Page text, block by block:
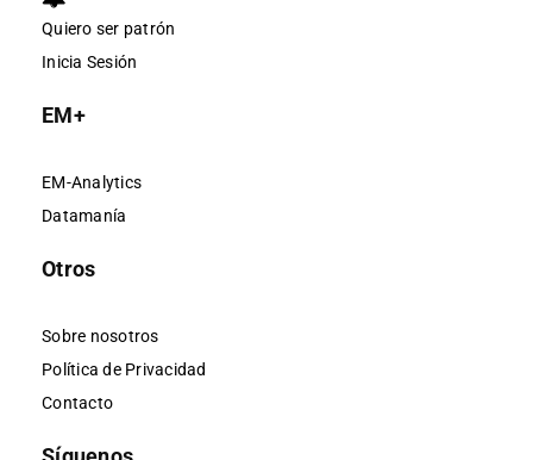
Quiero ser patrón
Inicia Sesión
EM+
EM-Analytics
Datamanía
Otros
Sobre nosotros
Política de Privacidad
Contacto